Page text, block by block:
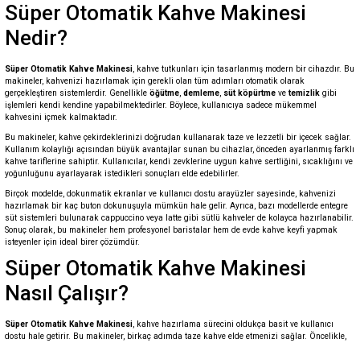
Süper Otomatik Kahve Makinesi
Nedir?
Süper Otomatik Kahve Makinesi, kahve tutkunları için tasarlanmış modern bir cihazdır. Bu
makineler, kahvenizi hazırlamak için gerekli olan tüm adımları otomatik olarak
gerçekleştiren sistemlerdir. Genellikle öğütme, demleme, süt köpürtme ve temizlik gibi
işlemleri kendi kendine yapabilmektedirler. Böylece, kullanıcıya sadece mükemmel
kahvesini içmek kalmaktadır.
Bu makineler, kahve çekirdeklerinizi doğrudan kullanarak taze ve lezzetli bir içecek sağlar.
Kullanım kolaylığı açısından büyük avantajlar sunan bu cihazlar, önceden ayarlanmış farklı
kahve tariflerine sahiptir. Kullanıcılar, kendi zevklerine uygun kahve sertliğini, sıcaklığını ve
yoğunluğunu ayarlayarak istedikleri sonuçları elde edebilirler.
Birçok modelde, dokunmatik ekranlar ve kullanıcı dostu arayüzler sayesinde, kahvenizi
hazırlamak bir kaç buton dokunuşuyla mümkün hale gelir. Ayrıca, bazı modellerde entegre
süt sistemleri bulunarak cappuccino veya latte gibi sütlü kahveler de kolayca hazırlanabilir.
Sonuç olarak, bu makineler hem profesyonel baristalar hem de evde kahve keyfi yapmak
isteyenler için ideal birer çözümdür.
Süper Otomatik Kahve Makinesi
Nasıl Çalışır?
Süper Otomatik Kahve Makinesi, kahve hazırlama sürecini oldukça basit ve kullanıcı
dostu hale getirir. Bu makineler, birkaç adımda taze kahve elde etmenizi sağlar. Öncelikle,